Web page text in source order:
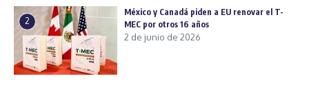
2
México y Canadá piden a EU renovar el T-
MEC por otros 16 años
2 de junio de 2026